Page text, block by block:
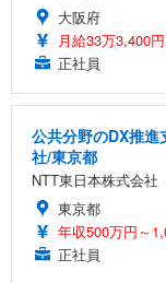
大阪府
月給33万3,400
正社員
公共分野のDX推
社/東京都
NTT東日本株式会社
東京都
年収500万円～
正社員